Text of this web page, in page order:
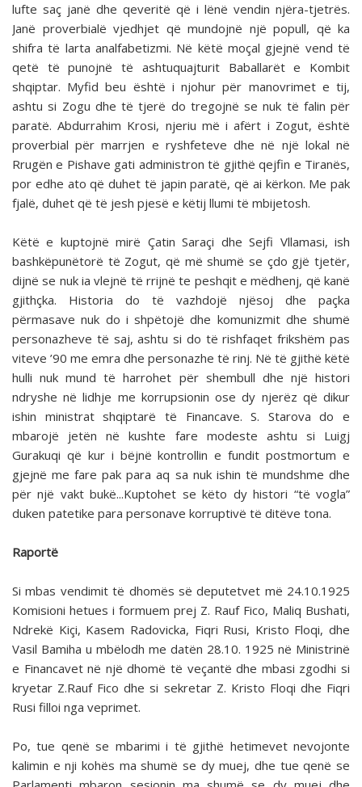
lufte saç janë dhe qeveritë që i lënë vendin njëra-tjetrës.
Janë proverbialë vjedhjet që mundojnë një popull, që ka
shifra të larta analfabetizmi. Në këtë moçal gjejnë vend të
qetë të punojnë të ashtuquajturit Baballarët e Kombit
shqiptar. Myfid beu është i njohur për manovrimet e tij,
ashtu si Zogu dhe të tjerë do tregojnë se nuk të falin për
paratë. Abdurrahim Krosi, njeriu më i afërt i Zogut, është
proverbial për marrjen e ryshfeteve dhe në një lokal në
Rrugën e Pishave gati administron të gjithë qejfin e Tiranës,
por edhe ato që duhet të japin paratë, që ai kërkon. Me pak
fjalë, duhet që të jesh pjesë e këtij llumi të mbijetosh.
Këtë e kuptojnë mirë Çatin Saraçi dhe Sejfi Vllamasi, ish
bashkëpunëtorë të Zogut, që më shumë se çdo gjë tjetër,
dijnë se nuk ia vlejnë të rrijnë te peshqit e mëdhenj, që kanë
gjithçka. Historia do të vazhdojë njësoj dhe paçka
përmasave nuk do i shpëtojë dhe komunizmit dhe shumë
personazheve të saj, ashtu si do të rishfaqet frikshëm pas
viteve ’90 me emra dhe personazhe të rinj. Në të gjithë këtë
hulli nuk mund të harrohet për shembull dhe një histori
ndryshe në lidhje me korrupsionin ose dy njerëz që dikur
ishin ministrat shqiptarë të Financave. S. Starova do e
mbarojë jetën në kushte fare modeste ashtu si Luigj
Gurakuqi që kur i bëjnë kontrollin e fundit postmortum e
gjejnë me fare pak para aq sa nuk ishin të mundshme dhe
për një vakt bukë...Kuptohet se këto dy histori “të vogla”
duken patetike para personave korruptivë të ditëve tona.
Raportë
Si mbas vendimit të dhomës së deputetvet më 24.10.1925
Komisioni hetues i formuem prej Z. Rauf Fico, Maliq Bushati,
Ndrekë Kiçi, Kasem Radovicka, Fiqri Rusi, Kristo Floqi, dhe
Vasil Bamiha u mbëlodh me datën 28.10. 1925 në Ministrinë
e Financavet në një dhomë të veçantë dhe mbasi zgodhi si
kryetar Z.Rauf Fico dhe si sekretar Z. Kristo Floqi dhe Fiqri
Rusi filloi nga veprimet.
Po, tue qenë se mbarimi i të gjithë hetimevet nevojonte
kalimin e nji kohës ma shumë se dy muej, dhe tue qenë se